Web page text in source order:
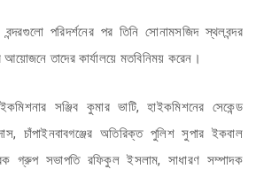
পরিদর্শনের পর তিনি সোনামসজিদ স্থলবন্দর
তাদের কার্যালয়ে মতবিনিময় করেন।
সঞ্জিব কুমার ভাটি, হাইকমিশনের সেকেন্ড
চাঁপাইনবাবগঞ্জের অতিরিক্ত পুলিশ সুপার ইকবাল
গ্রুপ সভাপতি রফিকুল ইসলাম, সাধারণ সম্পাদক